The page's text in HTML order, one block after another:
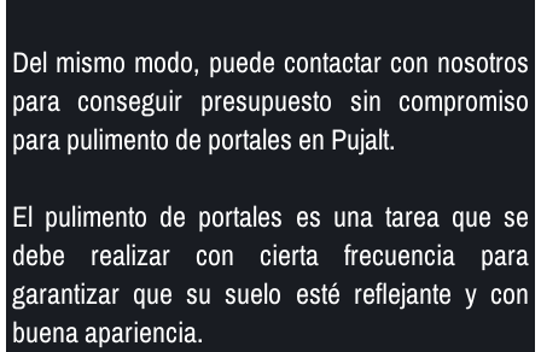
Del mismo modo, puede contactar con nosotros
para conseguir presupuesto sin compromiso
para pulimento de portales en Pujalt.
El pulimento de portales es una tarea que se
debe realizar con cierta frecuencia para
garantizar que su suelo esté reflejante y con
buena apariencia.